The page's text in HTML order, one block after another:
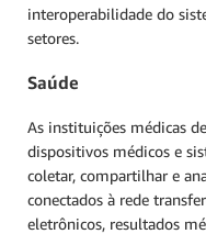
interoperabilidade do
setores.
Saúde
As instituições médicas
dispositivos médicos e
coletar, compartilhar e
conectados à rede
eletrônicos, resultados